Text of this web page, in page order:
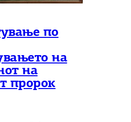
по
на
на
пророк